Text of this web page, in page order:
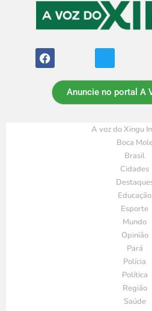
Anuncie no portal A
A voz do Xingu
Boca
Brasil
Cidades
Educação
Esporte
Mundo
Opinião
Pará
Polícia
Política
Região
Saúde